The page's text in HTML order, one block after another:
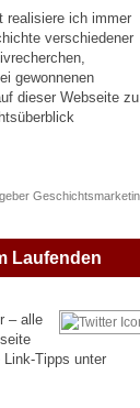
realisiere ich immer
verschiedener
gewonnenen
dieser Webseite zu
Laufenden
– alle
Tipps unter